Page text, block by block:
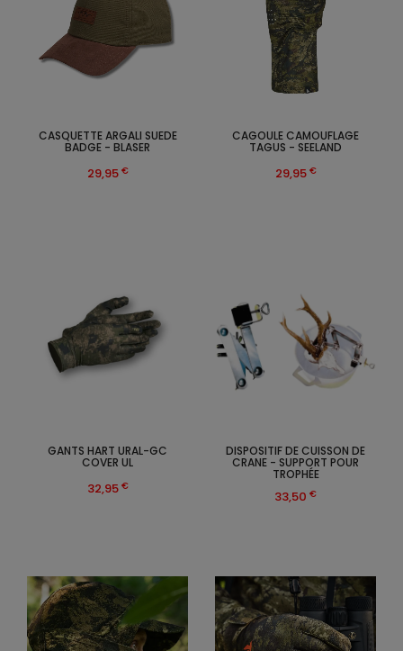
DISPOSITIF DE CUISSON DE
CRANE - SUPPORT POUR
TROPHÉE
33,50 €
CASQUETTE ARGALI SUEDE
BADGE - BLASER
29,95 €
CAGOULE CAMOUFLAGE
TAGUS - SEELAND
29,95 €
GANTS HART URAL-GC
COVER UL
32,95 €